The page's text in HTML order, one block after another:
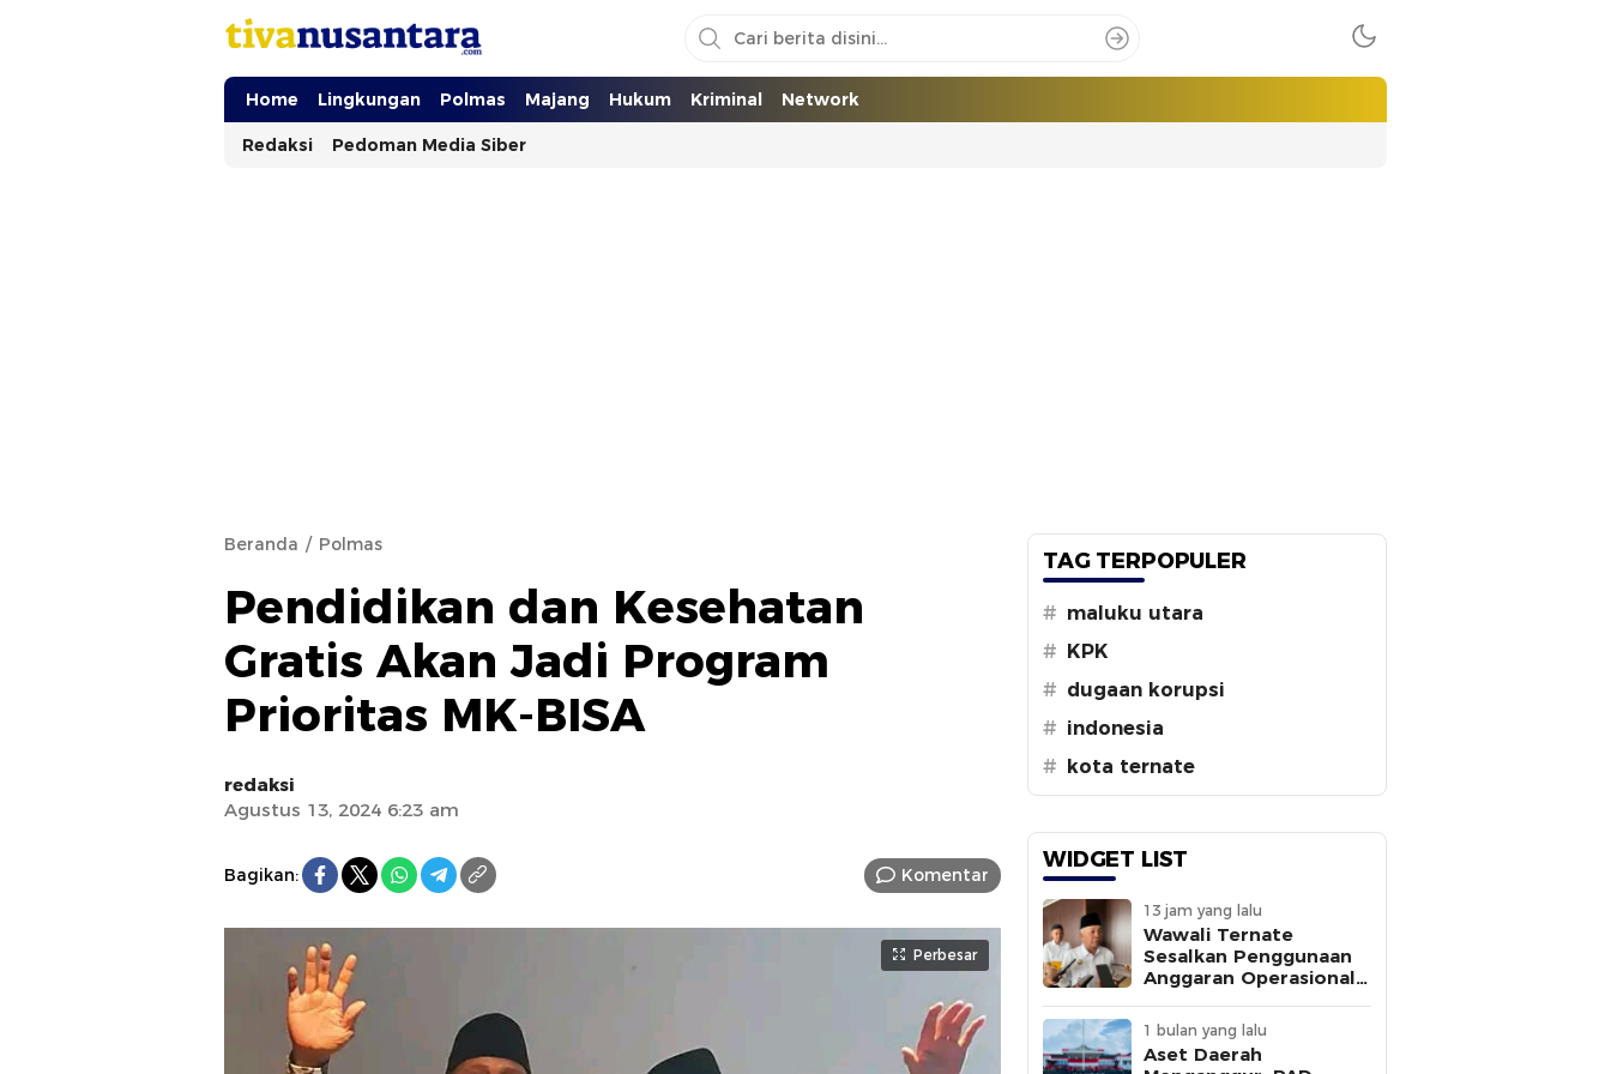
tivanusantara.com
Berita Nusantara
Home Lingkungan Polmas Majang Hukum Kriminal Network
Redaksi Pedoman Media Siber
Beranda Polmas
Pendidikan dan Kesehatan
Gratis Akan Jadi Program
Prioritas MK-BISA
redaksi
Agustus 13, 2024 6:23 am
Bagikan: Komentar
Perbesar
TAG TERPOPULER
# maluku utara
# KPK
# dugaan korupsi
# indonesia
# kota ternate
WIDGET LIST
13 jam yang lalu
Wawali Ternate
Sesalkan Penggunaan
Anggaran Operasional
Sepengetahuannya
1 bulan yang lalu
Aset Daerah